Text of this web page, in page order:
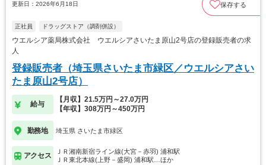
更新日：2026年6月18日 保存する
正社員 ドラッグストア（調剤併設）
ウエルシア薬局株式会社 ウエルシアさいたま原山2号店の登録販売者の求
人
登録販売者（埼玉県さいたま市緑区／ウエルシアさい
たま原山2号店）
給与
【月収】21.5万円～27.0万円
【年収】308万円～450万円
勤務地 埼玉県 さいたま市緑区
アクセス
ＪＲ湘南新宿ライン線(大宮－赤羽) 浦和駅
ＪＲ東北本線(上野－盛岡) 浦和駅…ほか